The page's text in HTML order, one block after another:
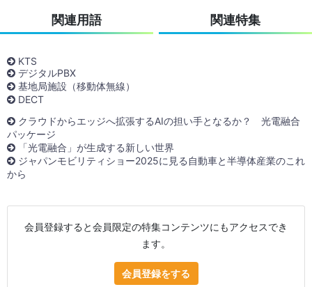
関連用語 関連特集
KTS
デジタルPBX
基地局施設（移動体無線）
DECT
クラウドからエッジへ拡張するAIの担い手となるか？ 光電融合
パッケージ
「光電融合」が生成する新しい世界
ジャパンモビリティショー2025に見る自動車と半導体産業のこれ
から
会員登録すると会員限定の特集コンテンツにもアクセスでき
ます。
会員登録をする